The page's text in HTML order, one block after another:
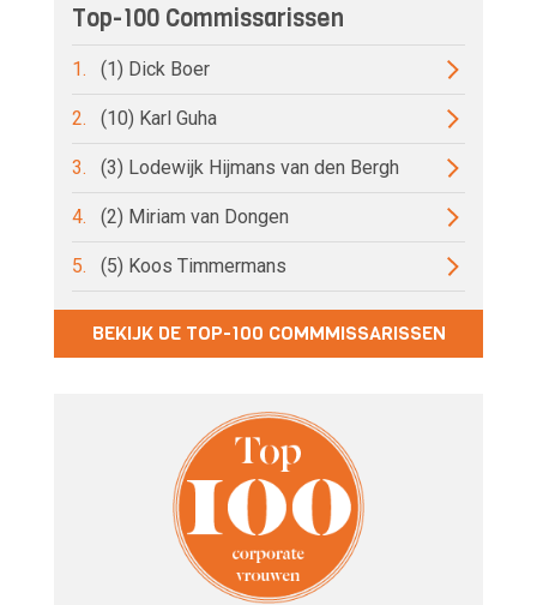
Top-100 Commissarissen
1. (1) Dick Boer
2. (10) Karl Guha
3. (3) Lodewijk Hijmans van den Bergh
4. (2) Miriam van Dongen
5. (5) Koos Timmermans
BEKIJK DE TOP-100 COMMMISSARISSEN